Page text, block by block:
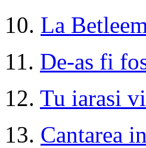
10. La
11. De-as fi
12. Tu iarasi
13. Cantarea